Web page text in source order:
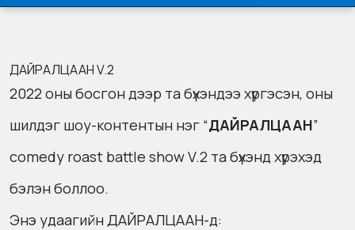
ДАЙРАЛЦААН V.2
2022 оны босгон дээр та бүхэндээ хүргэсэн, оны
шилдэг шоу-контентын нэг “ДАЙРАЛЦААН”
comedy roast battle show V.2 та бүхэнд хүрэхэд
бэлэн боллоо.
Энэ удаагийн ДАЙРАЛЦААН-д: